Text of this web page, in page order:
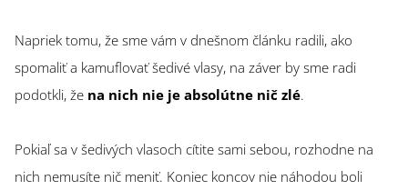
Napriek tomu, že sme vám v dnešnom článku radili, ako
spomaliť a kamuflovať šedivé vlasy, na záver by sme radi
podotkli, že na nich nie je absolútne nič zlé.
Pokiaľ sa v šedivých vlasoch cítite sami sebou, rozhodne na
nich nemusíte nič meniť. Koniec koncov nie náhodou boli